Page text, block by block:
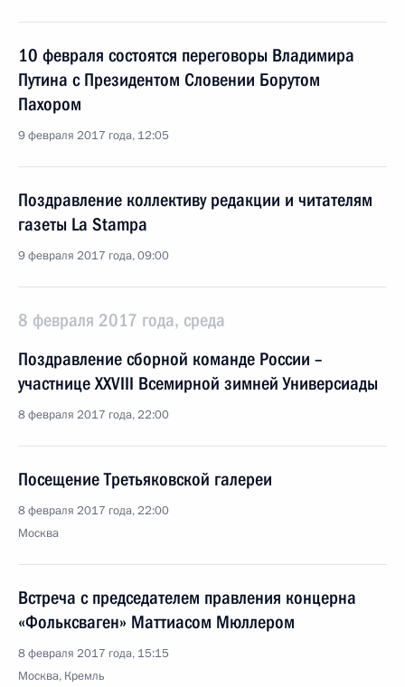
10 февраля состоятся переговоры Владимира
Путина с Президентом Словении Борутом
Пахором
9 февраля 2017 года, 12:05
Поздравление коллективу редакции и читателям
газеты La Stampa
9 февраля 2017 года, 09:00
8 февраля 2017 года, среда
Поздравление сборной команде России –
участнице XXVIII Всемирной зимней Универсиады
8 февраля 2017 года, 22:00
Посещение Третьяковской галереи
8 февраля 2017 года, 22:00
Москва
Встреча с председателем правления концерна
«Фольксваген» Маттиасом Мюллером
8 февраля 2017 года, 15:15
Москва, Кремль